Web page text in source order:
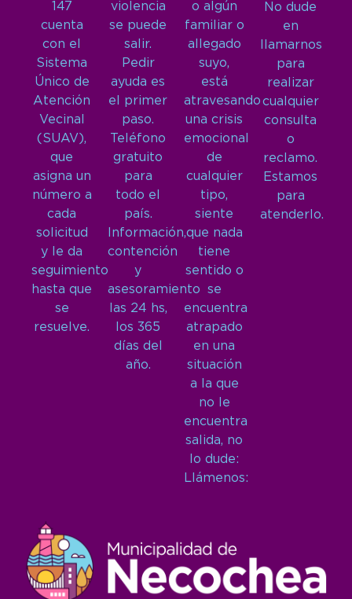
147
cuenta
con el
Sistema
Único de
Atención
Vecinal
(SUAV),
que
asigna un
número a
cada
solicitud
y le da
seguimiento
hasta que
se
resuelve.
violencia
se puede
salir.
Pedir
ayuda es
el primer
paso.
Teléfono
gratuito
para
todo el
país.
Información,
contención
y
asesoramiento
las 24 hs,
los 365
días del
año.
o algún
familiar o
allegado
suyo,
está
atravesando
una crisis
emocional
de
cualquier
tipo,
siente
que nada
tiene
sentido o
se
encuentra
atrapado
en una
situación
a la que
no le
encuentra
salida, no
lo dude:
Llámenos:
No dude
en
llamarnos
para
realizar
cualquier
consulta
o
reclamo.
Estamos
para
atenderlo.